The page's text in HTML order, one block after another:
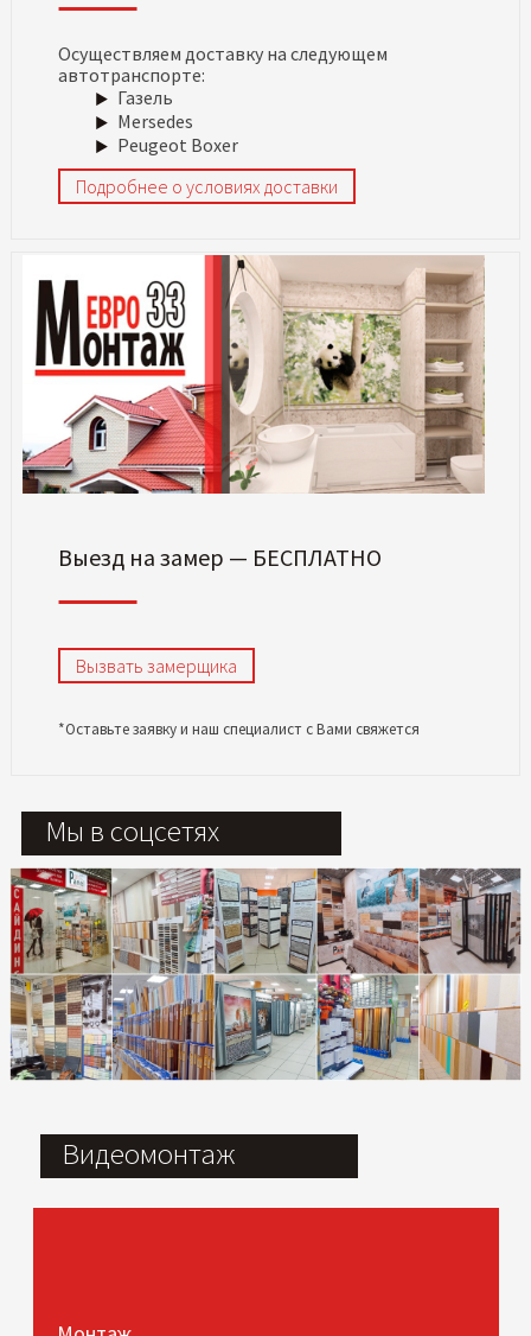
Осуществляем доставку на следующем
автотранспорте:
Газель
Mersedes
Peugeot Boxer
Подробнее о условиях доставки
Выезд на замер — БЕСПЛАТНО
Вызвать замерщика
*Оставьте заявку и наш специалист с Вами свяжется
Мы в соцсетях
Видеомонтаж